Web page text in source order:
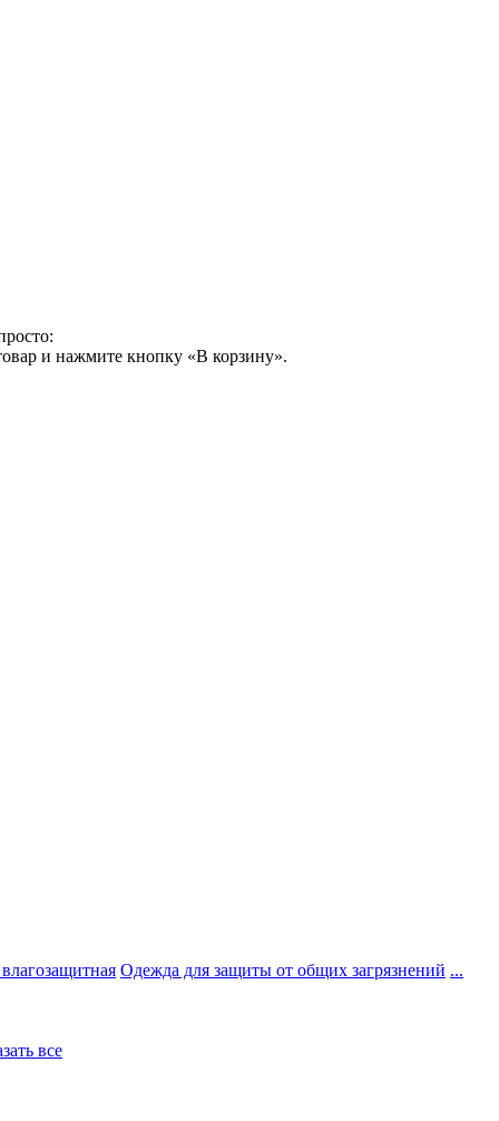
и нажмите кнопку «В корзину».
Одежда для защиты от общих загрязнений ...
все